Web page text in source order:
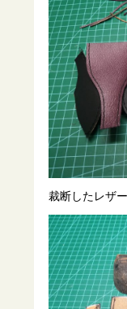
裁断したレザ